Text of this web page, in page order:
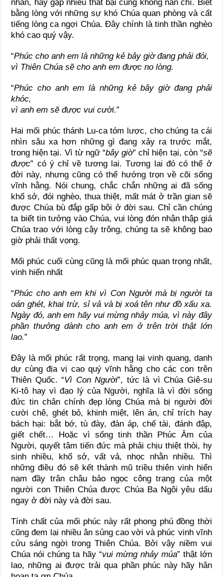
nhằn, hay gặp nhiều thất bại cũng không nản chí. Biết
bằng lòng với những sự khó Chúa quan phòng và cất
tiếng lòng ca ngợi Chúa. Đây chính là tinh thần nghèo
khó cao quý vậy.
“Phúc cho anh em là những kẻ bây giờ đang phải đói,
vì Thiên Chúa sẽ cho anh em được no lòng.
“Phúc cho anh em là những kẻ bây giờ đang phải
khóc,
vì anh em sẽ được vui cười.”
Hai mối phúc thánh Lu-ca tóm lược, cho chúng ta cái
nhìn sâu xa hơn những gì đang xảy ra trước mắt,
trong hiện tại. Vì từ ngữ “bây giờ” chỉ hiện tại, còn “sẽ
được” có ý chỉ về tương lai. Tương lai đó có thể ở
đời này, nhưng cũng có thể hướng trọn về cõi sống
vĩnh hằng. Nói chung, chắc chắn những ai đã sống
khổ sở, đói nghèo, thua thiệt, mất mát ở trần gian sẽ
được Chúa bù đắp gấp bội ở đời sau. Chỉ cần chúng
ta biết tin tưởng vào Chúa, vui lòng đón nhận thập giá
Chúa trao với lòng cậy trông, chúng ta sẽ không bao
giờ phải thất vọng.
Mối phúc cuối cùng cũng là mối phúc quan trọng nhất,
vinh hiển nhất
“Phúc cho anh em khi vì Con Người mà bị người ta
oán ghét, khai trừ, sỉ vả và bị xoá tên như đồ xấu xa.
Ngày đó, anh em hãy vui mừng nhảy múa, vì này đây
phần thưởng dành cho anh em ở trên trời thật lớn
lao.”
Đây là mối phúc rất trọng, mang lại vinh quang, danh
dự cùng địa vị cao quý vĩnh hằng cho các con trên
Thiên Quốc. “Vì Con Người”, tức là vì Chúa Giê-su
Ki-tô hay vì đạo lý của Người, nghĩa là vì đời sống
đức tin chân chính đẹp lòng Chúa mà bị người đời
cười chê, ghét bỏ, khinh miệt, lên án, chỉ trích hay
bách hại: bắt bớ, tù đày, đàn áp, chế tài, đánh đập,
giết chết… Hoặc vì sống tinh thần Phúc Âm của
Người, quyết tâm tiến đức mà phải chịu thiệt thòi, hy
sinh nhiều, khổ sở, vất vả, nhọc nhằn nhiều. Thì
những điều đó sẽ kết thành mũ triều thiên vinh hiển
nạm đầy trân châu bảo ngọc công trạng của một
người con Thiên Chúa được Chúa Ba Ngôi yêu dấu
ngay ở đời này và đời sau.
Tính chất của mối phúc này rất phong phú đồng thời
cũng đem lại nhiều ân sủng cao vời và phúc vinh vĩnh
cửu sáng ngời trong Thiên Chúa. Bởi vậy niềm vui
Chúa nói chúng ta hãy “vui mừng nhảy múa” thật lớn
lao, những ai được trải qua phần phúc này hãy hân